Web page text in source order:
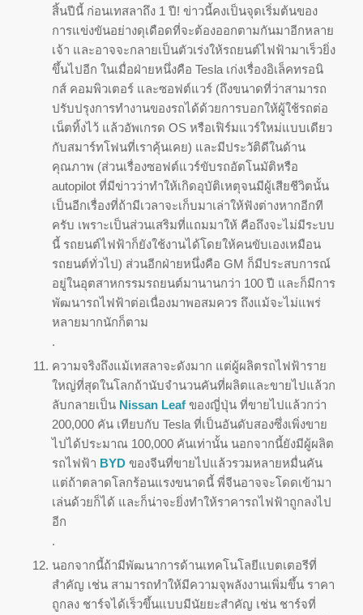
สิ้นปีนี้ ก่อนเทสลาถึง 1 ปี! ข่าวนี้คงเป็นจุดเริ่มต้นของ
การแข่งขันอย่างดุเดือดที่จะต้องออกตามกันมาอีกหลาย
เจ้า และอาจจะกลายเป็นตัวเร่งให้รถยนต์ไฟฟ้ามาเร็วยิ่ง
ขึ้นไปอีก ในเมื่อฝ่ายหนึ่งคือ Tesla เก่งเรื่องอิเล็คทรอนิ
กส์ คอมพิวเตอร์ และซอฟต์แวร์ (ถึงขนาดที่ว่าสามารถ
ปรับปรุงการทำงานของรถได้ด้วยการบอกให้ผู้ใช้รถต่อ
เน็ตทิ้งไว้ แล้วอัพเกรด OS หรือเฟิร์มแวร์ใหม่แบบเดียว
กับสมาร์ทโฟนที่เราคุ้นเคย) และมีประวัติดีในด้าน
คุณภาพ (ส่วนเรื่องซอฟต์แวร์ขับรถอัตโนมัติหรือ
autopilot ที่มีข่าวว่าทำให้เกิดอุบัติเหตุจนมีผู้เสียชีวิตนั้น
เป็นอีกเรื่องที่ถ้ามีเวลาจะเก็บมาเล่าให้ฟังต่างหากอีกที
ครับ เพราะเป็นส่วนเสริมที่แถมมาให้ คือถึงจะไม่มีระบบ
นี้ รถยนต์ไฟฟ้าก็ยังใช้งานได้โดยให้คนขับเองเหมือน
รถยนต์ทั่วไป) ส่วนอีกฝ่ายหนึ่งคือ GM ก็มีประสบการณ์
อยู่ในอุตสาหกรรมรถยนต์มานานกว่า 100 ปี และก็มีการ
พัฒนารถไฟฟ้าต่อเนื่องมาพอสมควร ถึงแม้จะไม่แพร่
หลายมากนักก็ตาม
.
ความจริงถึงแม้เทสลาจะดังมาก แต่ผู้ผลิตรถไฟฟ้าราย
ใหญ่ที่สุดในโลกถ้านับจำนวนคันที่ผลิตและขายไปแล้วก
ลับกลายเป็น Nissan Leafของญี่ปุ่น ที่ขายไปแล้วกว่า
200,000 คัน เทียบกับ Tesla ที่เป็นอันดับสองซึ่งเพิ่งขาย
ไปได้ประมาณ 100,000 คันเท่านั้น นอกจากนี้ยังมีผู้ผลิต
รถไฟฟ้า BYDของจีนที่ขายไปแล้วรวมหลายหมื่นคัน
แต่ถ้าตลาดโลกร้อนแรงขนาดนี้ พี่จีนอาจจะโดดเข้ามา
เล่นด้วยก็ได้ และก็น่าจะยิ่งทำให้ราคารถไฟฟ้าถูกลงไป
อีก
.
นอกจากนี้ถ้ามีพัฒนาการด้านเทคโนโลยีแบตเตอรีที่
สำคัญ เช่น สามารถทำให้มีความจุพลังงานเพิ่มขึ้น ราคา
ถูกลง ชาร์จได้เร็วขึ้นแบบมีนัยยะสำคัญ เช่น ชาร์จที่